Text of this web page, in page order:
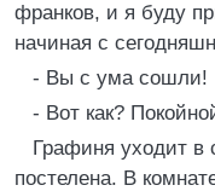
франков, и я буду
начиная с
- Вы с ума сошли!
- Вот как?
Графиня уходит в
постелена. В